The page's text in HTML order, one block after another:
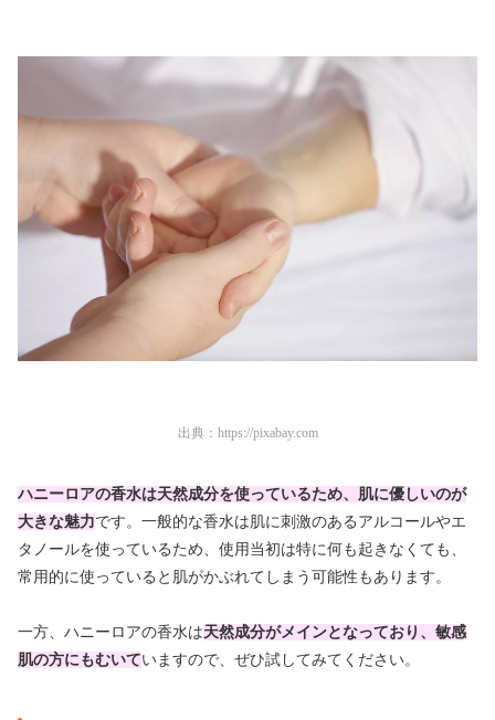
出典： https://pixabay.com
ハニーロアの香水は天然成分を使っているため、肌に優しいのが
大きな魅力です。一般的な香水は肌に刺激のあるアルコールやエ
タノールを使っているため、使用当初は特に何も起きなくても、
常用的に使っていると肌がかぶれてしまう可能性もあります。
一方、ハニーロアの香水は天然成分がメインとなっており、敏感
肌の方にもむいていますので、ぜひ試してみてください。